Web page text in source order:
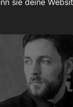
sie deine